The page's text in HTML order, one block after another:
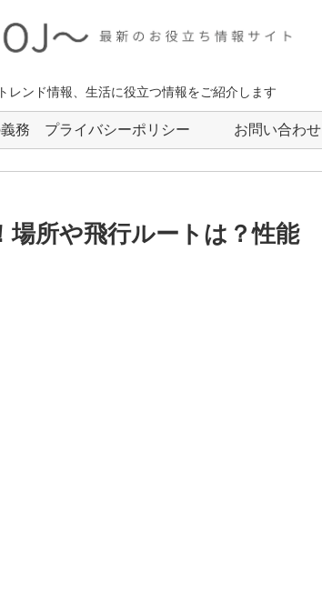
レンド情報、生活に役立つ情報をご紹介します
務 プライバシーポリシー お問い合わせ
場所や飛行ルートは？性能